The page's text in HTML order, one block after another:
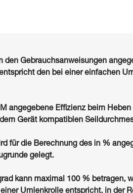
den Gebrauchsanweisungen
den bei einer einfachen
angegebene Effizienz beim
Gerät kompatiblen
für die Berechnung des in %
gelegt.
kann maximal 100 % betragen,